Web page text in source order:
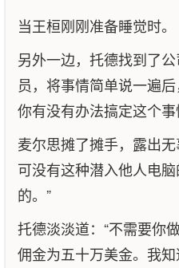
当王桓刚刚准备睡觉时。
另外一边，托德找到了
员，将事情简单说一遍后
你有没有办法搞定这个事
麦尔思摊了摊手，露出
可没有这种潜入他人电
的。”
托德淡淡道：“不需要你
佣金为五十万美金。我知